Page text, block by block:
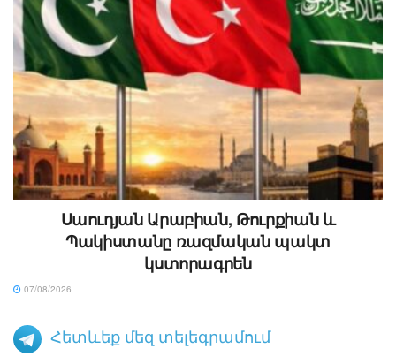
Սաուդյան Արաբիան, Թուրքիան և
Պակիստանը ռազմական պակտ
կստորագրեն
07/08/2026
Հետևեք մեզ տելեգրամում